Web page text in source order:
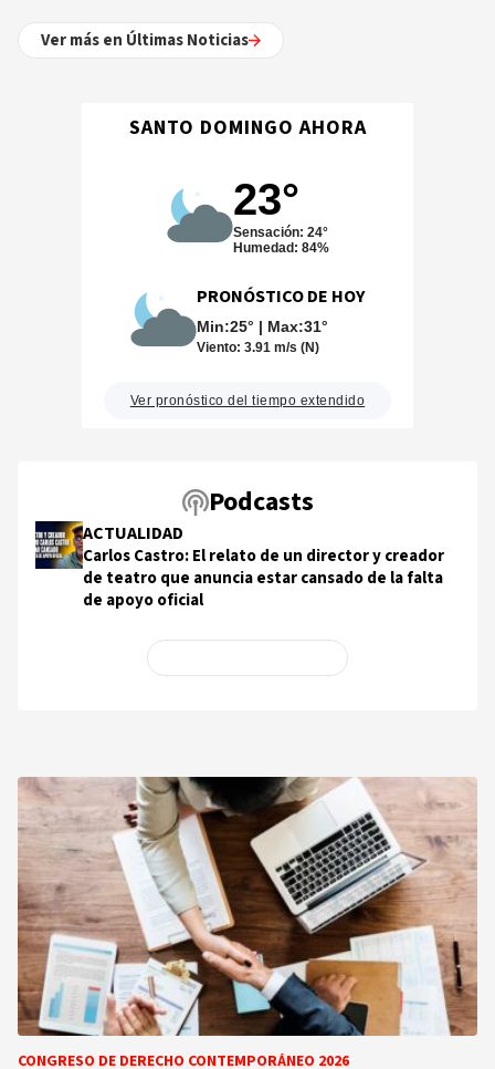
Ver más en Últimas Noticias
SANTO DOMINGO AHORA
23°
Sensación: 24°
Humedad: 84%
PRONÓSTICO DE HOY
Min:25° | Max:31°
Viento: 3.91 m/s (N)
Ver pronóstico del tiempo extendido
Podcasts
ACTUALIDAD
Carlos Castro: El relato de un director y creador
de teatro que anuncia estar cansado de la falta
de apoyo oficial
CONGRESO DE DERECHO CONTEMPORÁNEO 2026